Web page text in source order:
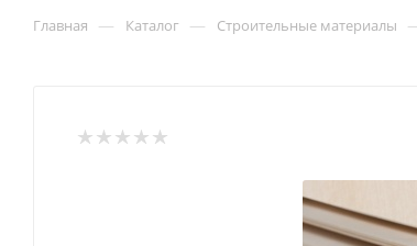
Главная — Каталог — Строительные материалы